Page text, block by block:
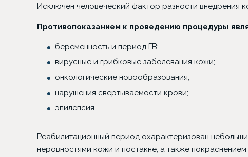
Исключен человеческий фактор разности внедрения
Противопоказанием к проведению процедуры
беременность и период ГВ;
вирусные и грибковые заболевания кожи;
онкологические новообразования;
нарушения свертываемости крови;
эпилепсия.
Реабилитационный период охарактеризован
неровностями кожи и постакне, а также